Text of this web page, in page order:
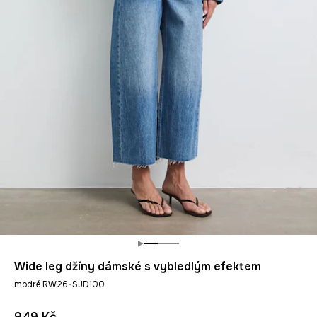
Wide leg džíny dámské s vybledlým efektem
modré RW26-SJD100